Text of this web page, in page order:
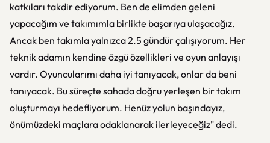
katkıları takdir ediyorum. Ben de elimden geleni
yapacağım ve takımımla birlikte başarıya ulaşacağız.
Ancak ben takımla yalnızca 2.5 gündür çalışıyorum. Her
teknik adamın kendine özgü özellikleri ve oyun anlayışı
vardır. Oyuncularımı daha iyi tanıyacak, onlar da beni
tanıyacak. Bu süreçte sahada doğru yerleşen bir takım
oluşturmayı hedefliyorum. Henüz yolun başındayız,
önümüzdeki maçlara odaklanarak ilerleyeceğiz" dedi.